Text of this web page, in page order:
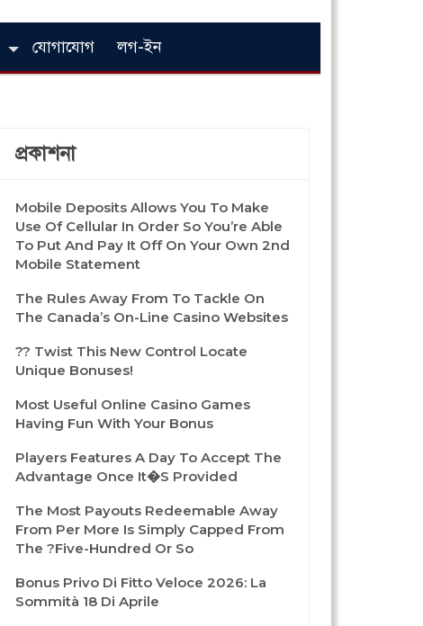
যোগাযোগ লগ-ইন
প্রকাশনা
Mobile Deposits Allows You To Make
Use Of Cellular In Order So You’re Able
To Put And Pay It Off On Your Own 2nd
Mobile Statement
The Rules Away From To Tackle On
The Canada’s On-Line Casino Websites
?? Twist This New Control Locate
Unique Bonuses!
Most Useful Online Casino Games
Having Fun With Your Bonus
Players Features A Day To Accept The
Advantage Once It�s Provided
The Most Payouts Redeemable Away
From Per More Is Simply Capped From
The ?five-Hundred Or So
Bonus Privo Di Fitto Veloce 2026: La
Sommità 18 Di Aprile